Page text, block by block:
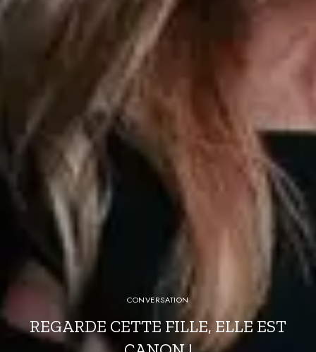
CONVERSATION
REGARDE CETTE FILLE, ELLE EST